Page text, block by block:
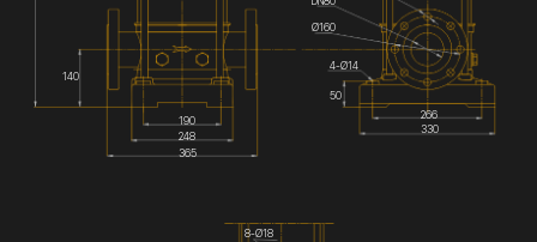
140
190
248
365
266
330
50
4-Ø14
Ø160
8-Ø18